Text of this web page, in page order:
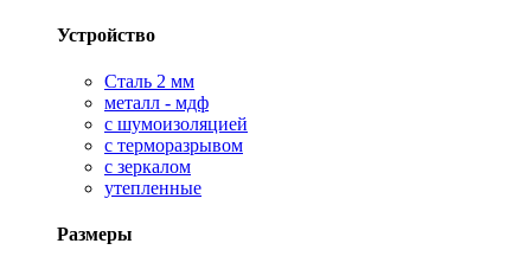
Устройство
Сталь 2 мм
металл - мдф
с шумоизоляцией
с терморазрывом
с зеркалом
утепленные
Размеры